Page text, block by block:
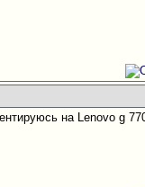
на Lenovo g